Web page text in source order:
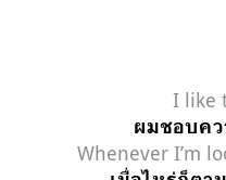
I like
ผมชอบคว
Whenever I’m